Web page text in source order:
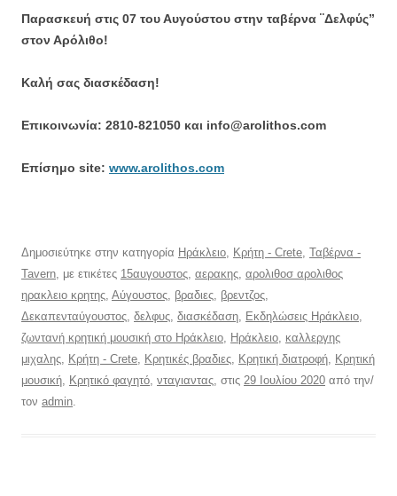
Παρασκευή στις 07 του Αυγούστου στην ταβέρνα ¨Δελφύς”
στον Αρόλιθο!
Καλή σας διασκέδαση!
Επικοινωνία: 2810-821050 και info@arolithos.com
Eπίσημο site: www.arolithos.com
Δημοσιεύτηκε στην κατηγορία Ηράκλειο Κρήτη - Crete Ταβέρνα -
Tavern , με ετικέτες 15αυγουστος αερακης αρολιθοσ αρολιθος
ηρακλειο κρητης Αύγουστος βραδιες βρεντζος
Δεκαπενταύγουστος δελφυς διασκέδαση Εκδηλώσεις Ηράκλειο
ζωντανή κρητική μουσική στο Ηράκλειο
Ηράκλειο καλλεργης
μιχαλης
Κρήτη - Crete Κρητικές βραδιες Κρητική διατροφή
Κρητική
μουσική
Κρητικό φαγητό νταγιαντας , στις 29 Ιουλίου 2020 από την/
τον admin